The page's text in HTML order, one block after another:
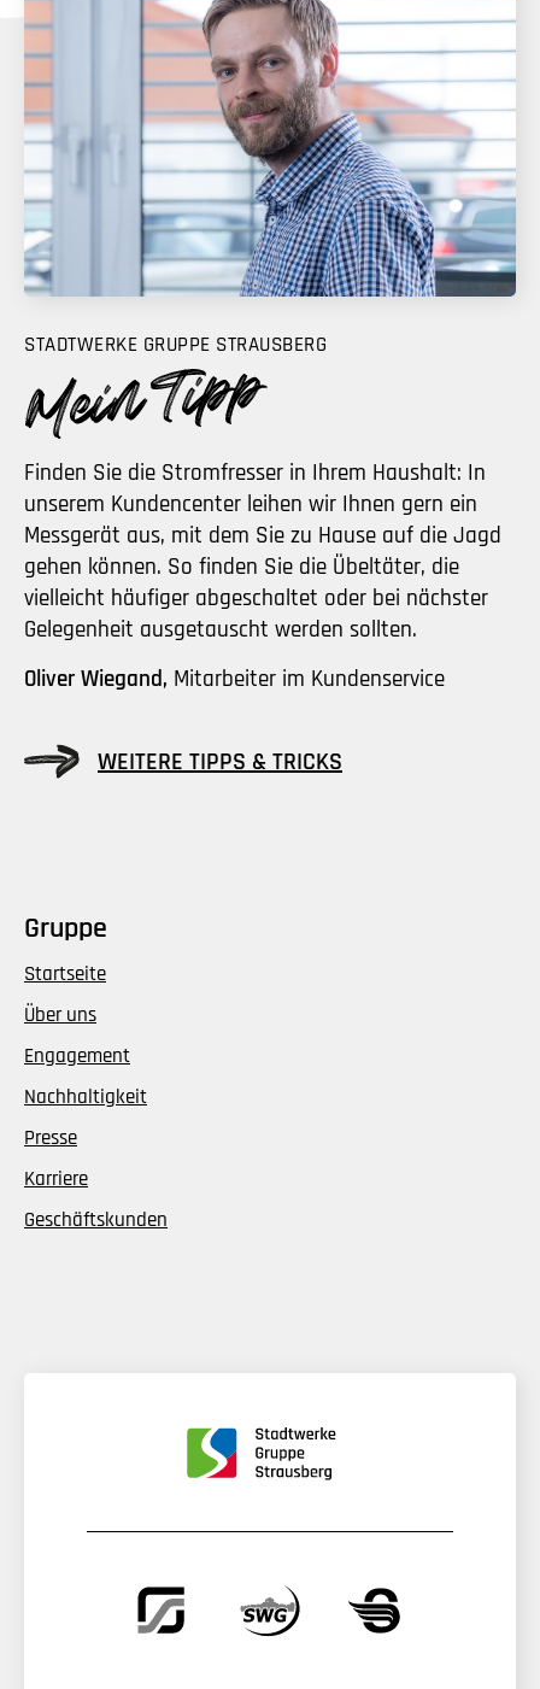
STADTWERKE GRUPPE STRAUSBERG
Finden Sie die Stromfresser in Ihrem Haushalt: In
unserem Kundencenter leihen wir Ihnen gern ein
Messgerät aus, mit dem Sie zu Hause auf die Jagd
gehen können. So finden Sie die Übeltäter, die
vielleicht häufiger abgeschaltet oder bei nächster
Gelegenheit ausgetauscht werden sollten.
Oliver Wiegand, Mitarbeiter im Kundenservice
WEITERE TIPPS & TRICKS
Gruppe
Startseite
Über uns
Engagement
Nachhaltigkeit
Presse
Karriere
Geschäftskunden